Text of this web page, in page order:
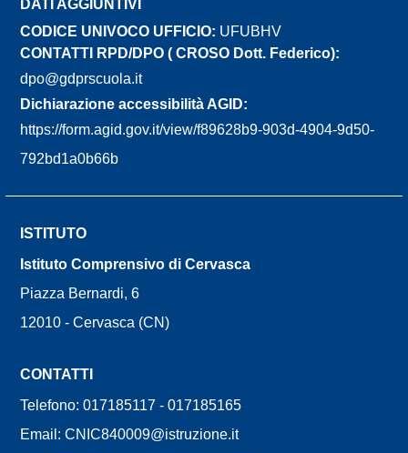
DATI AGGIUNTIVI
CODICE UNIVOCO UFFICIO: UFUBHV
CONTATTI RPD/DPO ( CROSO Dott. Federico):
dpo@gdprscuola.it
Dichiarazione accessibilità AGID:
https://form.agid.gov.it/view/f89628b9-903d-4904-9d50-
792bd1a0b66b
ISTITUTO
Istituto Comprensivo di Cervasca
Piazza Bernardi, 6
12010 - Cervasca (CN)
CONTATTI
Telefono: 017185117 - 017185165
Email: CNIC840009@istruzione.it